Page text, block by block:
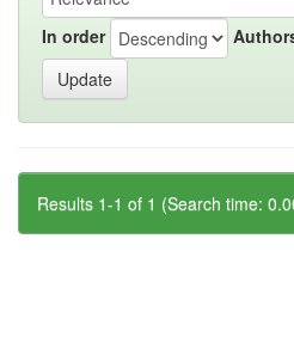
In order
Results 1-1 of 1 (Search time: